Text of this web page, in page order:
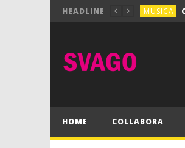
HEADLINE MUSICA
MUSICA
HOME COLLABORA